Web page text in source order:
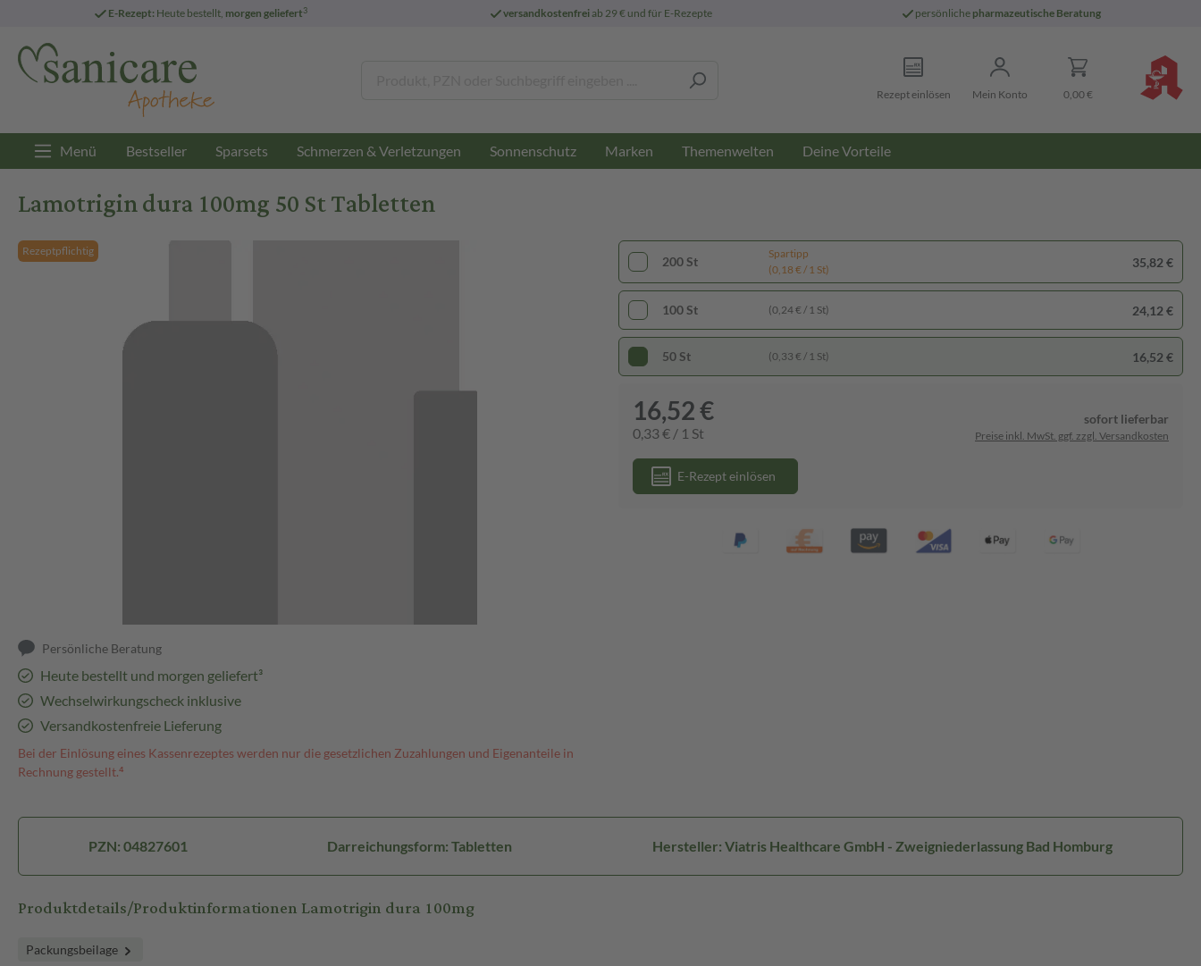
E-Rezept: Heute bestellt, morgen geliefert3 versandkostenfreiab 29 € und für E-Rezepte persönliche pharmazeutische Beratung
Rezept einlösen Mein Konto 0,00 €
Menü Bestseller Sparsets Schmerzen & Verletzungen Sonnenschutz Marken Themenwelten Deine Vorteile
Lamotrigin dura 100mg 50 St Tabletten
Rezeptpflichtig
Persönliche Beratung
Heute bestellt und morgen geliefert³
Wechselwirkungscheck inklusive
Versandkostenfreie Lieferung
Bei der Einlösung eines Kassenrezeptes werden nur die gesetzlichen Zuzahlungen und Eigenanteile in
Rechnung gestellt.⁴
200 St
Spartipp
(0,18 € / 1 St)
35,82 €
100 St (0,24 € / 1 St) 24,12 €
50 St (0,33 € / 1 St) 16,52 €
16,52 €
0,33 € / 1 St
sofort lieferbar
Preise inkl. MwSt. ggf. zzgl. Versandkosten
E-Rezept einlösen
PZN: 04827601 Darreichungsform: Tabletten Hersteller: Viatris Healthcare GmbH - Zweigniederlassung Bad Homburg
Produktdetails/Produktinformationen Lamotrigin dura 100mg
Packungsbeilage